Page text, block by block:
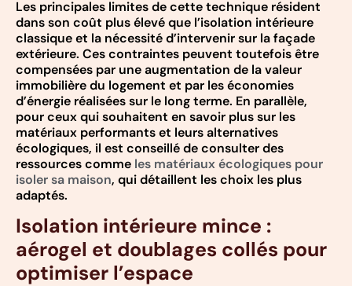
Les principales limites de cette technique résident
dans son coût plus élevé que l’isolation intérieure
classique et la nécessité d’intervenir sur la façade
extérieure. Ces contraintes peuvent toutefois être
compensées par une augmentation de la valeur
immobilière du logement et par les économies
d’énergie réalisées sur le long terme. En parallèle,
pour ceux qui souhaitent en savoir plus sur les
matériaux performants et leurs alternatives
écologiques, il est conseillé de consulter des
ressources comme les matériaux écologiques pour
isoler sa maison, qui détaillent les choix les plus
adaptés.
Isolation intérieure mince :
aérogel et doublages collés pour
optimiser l’espace